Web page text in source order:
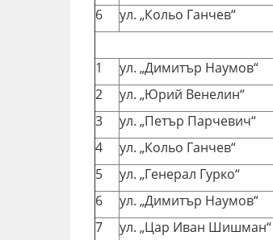
6
ул. „Кольо Ганчев“
1
ул. „Димитър Наумов“
2
ул. „Юрий Венелин“
3
ул. „Петър Парчевич“
4
ул. „Кольо Ганчев“
5
ул. „Генерал Гурко“
6
ул. „Димитър Наумов“
7
ул. „Цар Иван Шишман“